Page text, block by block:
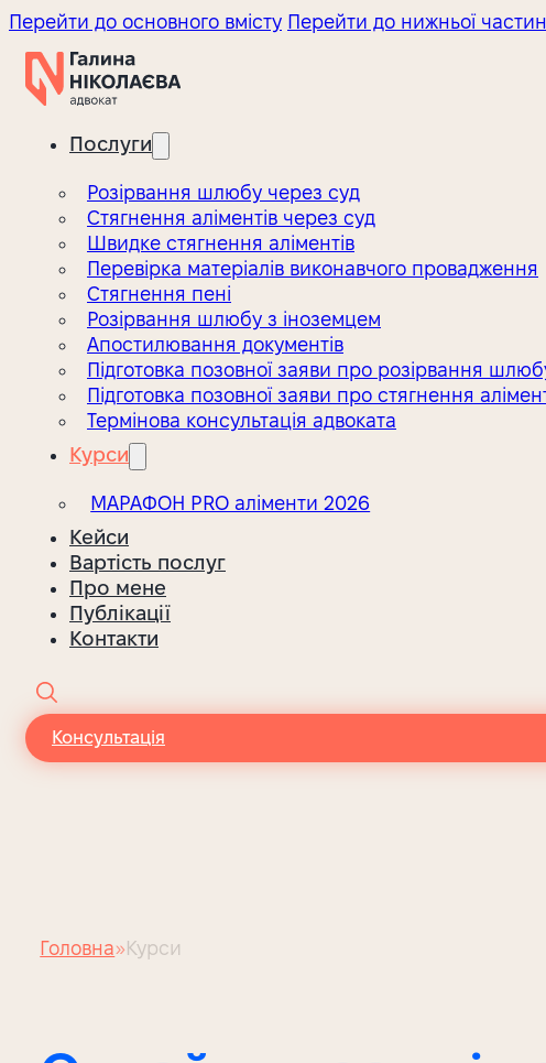
Перейти до основного вмісту Перейти до нижньої
Послуги
Розірвання шлюбу через суд
Стягнення аліментів через суд
Швидке стягнення аліментів
Перевірка матеріалів виконавчого провадження
Стягнення пені
Розірвання шлюбу з іноземцем
Апостилювання документів
Підготовка позовної заяви про розірвання
Підготовка позовної заяви про стягнення
Термінова консультація адвоката
Курси
МАРАФОН PRO аліменти 2026
Кейси
Вартість послуг
Про мене
Публікації
Контакти
Консультація
Головна Курси